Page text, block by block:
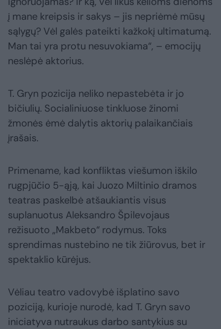
į mane kreipsis ir sakys – jis nepriėmė mūsų
sąlygų? Vėl galės pateikti kažkokį ultimatumą.
Man tai yra protu nesuvokiama“, – emocijų
neslėpė aktorius.
T. Gryn pozicija neliko nepastebėta ir jo
bičiulių. Socialiniuose tinkluose žinomi
žmonės ėmė dalytis aktorių palaikančiais
įrašais.
Primename, kad konfliktas viešumon iškilo
rugpjūčio 5-ąją, kai Juozo Miltinio dramos
teatras paskelbė atšaukiantis visus
suplanuotus Aleksandro Špilevojaus
režisuoto „Makbeto“ rodymus. Toks
sprendimas nustebino ne tik žiūrovus, bet ir
spektaklio kūrėjus.
Vėliau teatro vadovybė išplatino savo
poziciją, kurioje nurodė, kad T. Gryn savo
iniciatyva nutraukus darbo santykius su